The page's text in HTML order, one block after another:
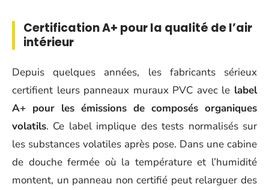
Certification A+ pour la qualité de l’air
intérieur
Depuis quelques années, les fabricants sérieux
certifient leurs panneaux muraux PVC avec le label
A+ pour les émissions de composés organiques
volatils. Ce label implique des tests normalisés sur
les substances volatiles après pose. Dans une cabine
de douche fermée où la température et l’humidité
montent, un panneau non certifié peut relarguer des